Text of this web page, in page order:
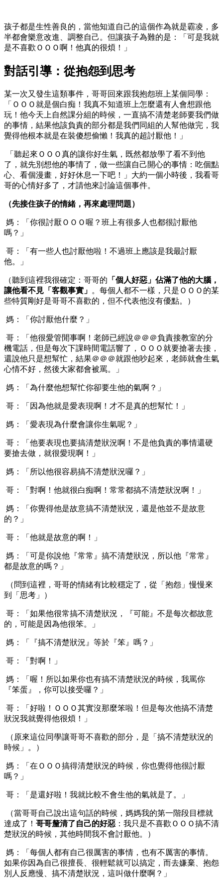
孩子都是生性善良的，當他知道自己的這個作為就是霸凌，多
半都會樂意改進、調整自己。但讓孩子為難的是：「可是我就
是不喜歡ＯＯＯ啊！他真的很煩！」
對話引導：從抱怨到思考
某一次又發生這類事件，哥哥回來跟我抱怨班上某個同學：
「ＯＯＯ就是個白痴！我真不知道班上怎麼還有人會想跟他
玩！他今天上自然課分組的時候，一直搞不清楚老師要我們做
的事情，結果他該負責的部分都是我們同組的人幫他做完，我
覺得他根本就是在裝傻想偷懶！我真的超討厭他！」
「聽起來ＯＯＯ真的讓你好生氣，既然都放學了看不到他
了，就先別想他的事情了，做一些讓自己開心的事情：吃個點
心、看個漫畫，好好休息一下吧！」大約一個小時後，我看哥
哥的心情好多了，才請他來討論這個事件。
（先接住孩子的情緒，再來處理問題）
媽：「你很討厭ＯＯＯ喔？班上有很多人也都很討厭他
嗎？」
哥：「有一些人也討厭他啦！不過班上應該是我最討厭
他。」
（聽到這裡我很確定：哥哥的 「個人好惡」佔滿了他的大腦，
讓他看不見「客觀事實」 。每個人都不一樣，只是ＯＯＯ的某
些特質剛好是哥哥不喜歡的，但不代表他沒有優點。）
媽：「你討厭他什麼？」
哥：「他很愛管閒事啊！老師已經說＠＠＠負責接教室的分
機電話，但是每次下課時間電話響了，ＯＯＯ就要搶著去接，
還說他只是想幫忙，結果＠＠＠就跟他吵起來，老師就會生氣
心情不好，然後大家都會被罵。」
媽：「為什麼他想幫忙你卻要生他的氣啊？」
哥：「因為他就是愛表現啊！才不是真的想幫忙！」
媽：「愛表現為什麼會讓你生氣呢？」
哥：「他要表現也要搞清楚狀況啊！不是他負責的事情還硬
要搶去做，就很愛現啊！」
媽：「所以他很容易搞不清楚狀況囉？」
哥：「對啊！他就很白痴啊！常常都搞不清楚狀況啊！」
媽：「你覺得他是故意搞不清楚狀況，還是他並不是故意
的？」
哥：「他就是故意的啊！」
媽：「可是你說他『常常』搞不清楚狀況，所以他『常常』
都是故意的嗎？」
（問到這裡，哥哥的情緒有比較穩定了，從「抱怨」慢慢來
到「思考」）
哥：「如果他很常搞不清楚狀況，『可能』不是每次都故意
的，可能是因為他很笨。」
媽：「『搞不清楚狀況』等於『笨』嗎？」
哥：「對啊！」
媽：「喔！所以如果你也有搞不清楚狀況的時候，我罵你
『笨蛋』，你可以接受囉？」
哥：「好啦！ＯＯＯ其實沒那麼笨啦！但是每次他搞不清楚
狀況我就覺得他很煩！」
（原來這位同學讓哥哥不喜歡的部分，是「搞不清楚狀況的
時候」。）
媽：「在ＯＯＯ搞得清楚狀況的時候，你也覺得他很討厭
嗎？」
哥：「是還好啦！我就比較不會生他的氣就是了。」
（當哥哥自己說出這句話的時候，媽媽我的第一階段目標就
達成了！ 哥哥釐清了自己的好惡 ：我只是不喜歡ＯＯＯ搞不清
楚狀況的時候，其他時間我不會討厭他。）
媽：「每個人都有自己很厲害的事情，也有不厲害的事情。
如果你因為自己很擅長、很輕鬆就可以搞定，而去嫌棄、抱怨
別人反應慢、搞不清楚狀況，這叫做什麼啊？」